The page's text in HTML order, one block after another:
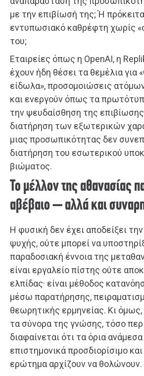
με την επιβίωσή της; Ή
εντυπωσιακό καθρέφτη χωρίς
του;
Εταιρείες όπως η OpenAI, η
έχουν ήδη θέσει τα θεμέλια για
είδωλα», προσομοιώσεις
και ενεργούν όπως τα
την ψευδαίσθηση της
διατήρηση των εξωτερικών
μιας προσωπικότητας δεν
διατήρηση του εσωτερικού
βιώματος.
Το μέλλον της αθανασίας
αβέβαιο – αλλά και
Η φυσική δεν έχει αποδείξει
ψυχής, ούτε μπορεί να
παραδοσιακή έννοια της
είναι εργαλείο πίστης ούτε
ελπίδας· είναι μέθοδος
μέσω παρατήρησης,
θεωρητικής ερμηνείας. Κι
τα σύνορα της γνώσης, τόσο
διαφαίνεται ότι τα όρια
επιστημονικά προσδιορίσιμο
ερώτημα αρχίζουν να θολώνουν.